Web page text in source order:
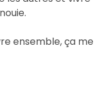
ensemble, ça me